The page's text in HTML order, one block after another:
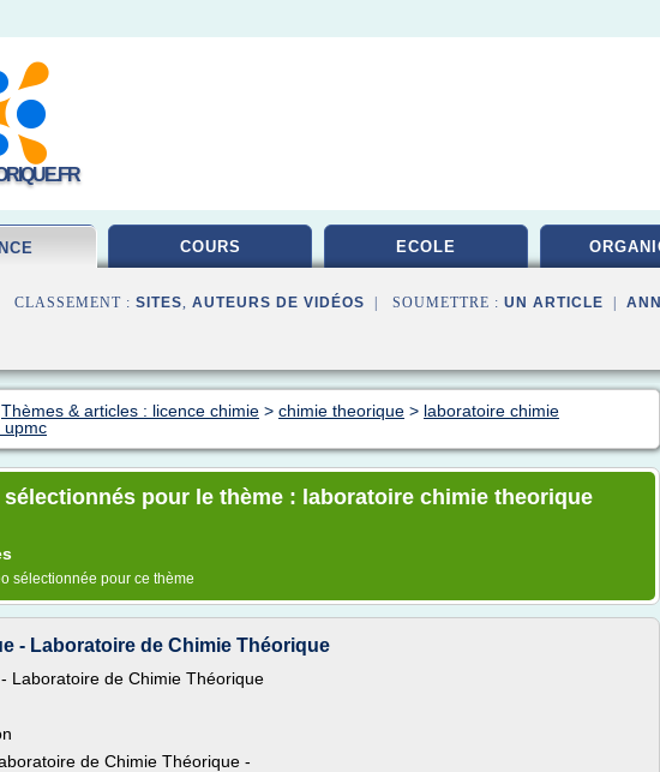
COURS ECOLE
CLASSEMENT : SITES, AUTEURS DE VIDÉOS | SOUMETTRE : UN ARTICLE
Thèmes & articles : licence chimie > chimie theorique > laboratoire chimie
upmc
pour le thème : laboratoire chimie theorique
sélectionnée pour ce thème
- Laboratoire de Chimie Théorique
Laboratoire de Chimie Théorique
de Chimie Théorique -